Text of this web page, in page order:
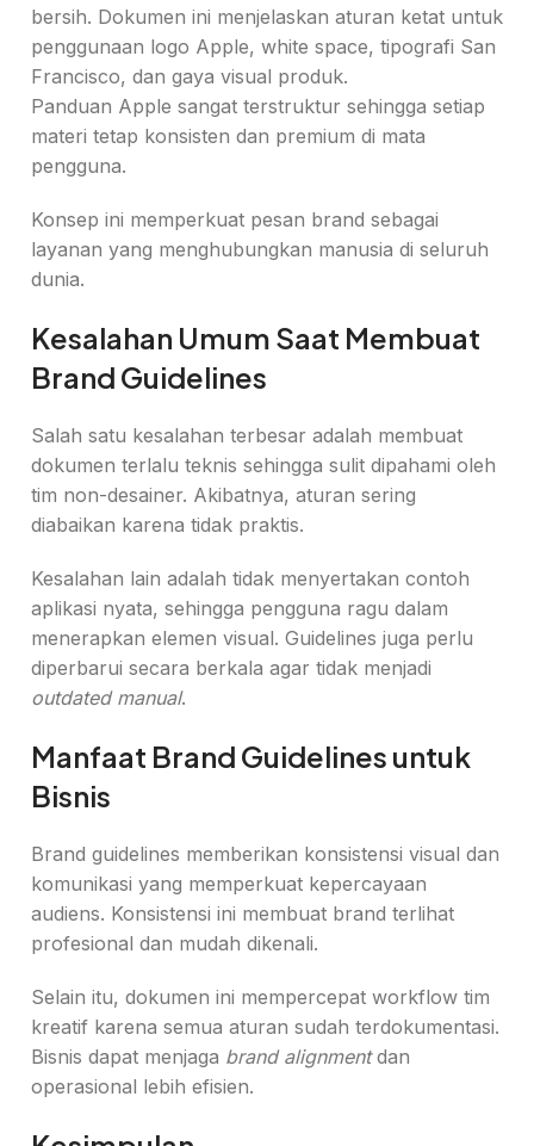
bersih. Dokumen ini menjelaskan aturan ketat untuk
penggunaan logo Apple, white space, tipografi San
Francisco, dan gaya visual produk.
Panduan Apple sangat terstruktur sehingga setiap
materi tetap konsisten dan premium di mata
pengguna.
Konsep ini memperkuat pesan brand sebagai
layanan yang menghubungkan manusia di seluruh
dunia.
Kesalahan Umum Saat Membuat
Brand Guidelines
Salah satu kesalahan terbesar adalah membuat
dokumen terlalu teknis sehingga sulit dipahami oleh
tim non-desainer. Akibatnya, aturan sering
diabaikan karena tidak praktis.
Kesalahan lain adalah tidak menyertakan contoh
aplikasi nyata, sehingga pengguna ragu dalam
menerapkan elemen visual. Guidelines juga perlu
diperbarui secara berkala agar tidak menjadi
outdated manual.
Manfaat Brand Guidelines untuk
Bisnis
Brand guidelines memberikan konsistensi visual dan
komunikasi yang memperkuat kepercayaan
audiens. Konsistensi ini membuat brand terlihat
profesional dan mudah dikenali.
Selain itu, dokumen ini mempercepat workflow tim
kreatif karena semua aturan sudah terdokumentasi.
Bisnis dapat menjaga brand alignmentdan
operasional lebih efisien.